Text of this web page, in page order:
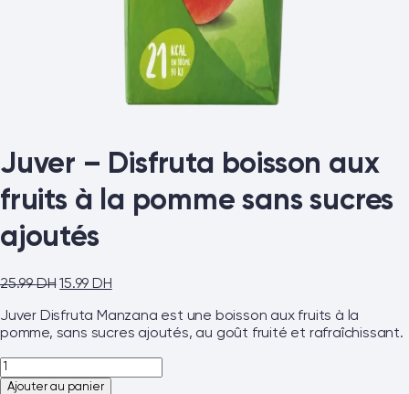
Juver – Disfruta boisson aux
fruits à la pomme sans sucres
ajoutés
25.99DH 15.99 DH
Juver Disfruta Manzana est une boisson aux fruits à la
pomme, sans sucres ajoutés, au goût fruité et rafraîchissant.
Ajouter au panier